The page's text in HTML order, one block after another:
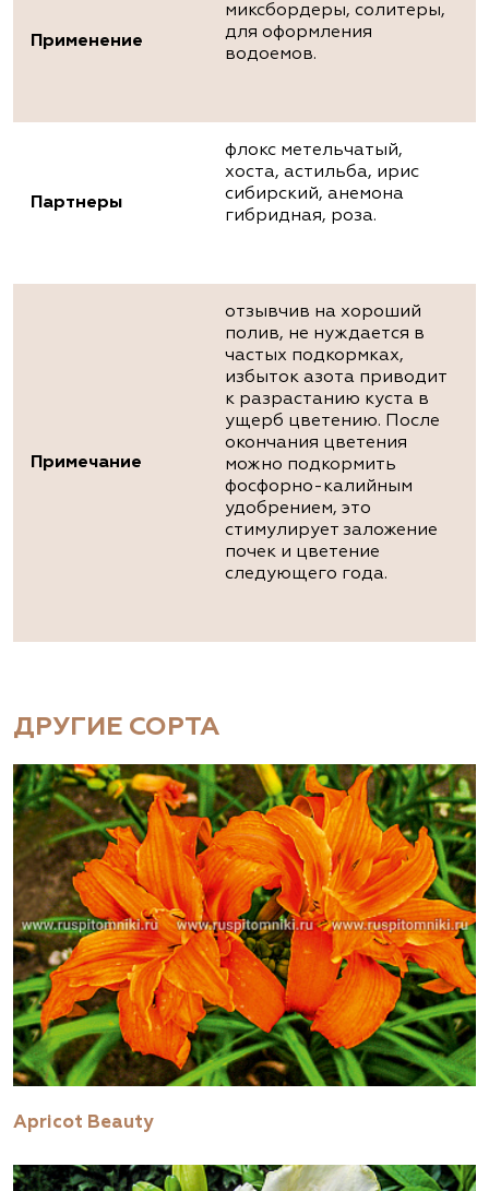
Применение
миксбордеры, солитеры,
для оформления
водоемов.
Партнеры
флокс метельчатый,
хоста, астильба, ирис
сибирский, анемона
гибридная, роза.
Примечание
отзывчив на хороший
полив, не нуждается в
частых подкормках,
избыток азота приводит
к разрастанию куста в
ущерб цветению. После
окончания цветения
можно подкормить
фосфорно-калийным
удобрением, это
стимулирует заложение
почек и цветение
следующего года.
ДРУГИЕ СОРТА
Apricot Beauty